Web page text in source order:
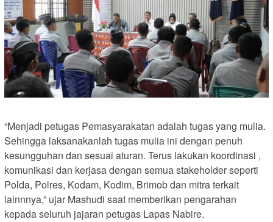
“Menjadi petugas Pemasyarakatan adalah tugas yang mulia.
Sehingga laksanakanlah tugas mulia ini dengan penuh
kesungguhan dan sesuai aturan. Terus lakukan koordinasi ,
komunikasi dan kerjasa dengan semua stakeholder seperti
Polda, Polres, Kodam, Kodim, Brimob dan mitra terkait
lainnnya,” ujar Mashudi saat memberikan pengarahan
kepada seluruh jajaran petugas Lapas Nabire.